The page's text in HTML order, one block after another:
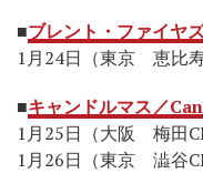
■ブレント・ファイヤ
1月24日（東京 恵比
■キャンドルマス／
1月25日（大阪 梅田
1月26日（東京 澁谷